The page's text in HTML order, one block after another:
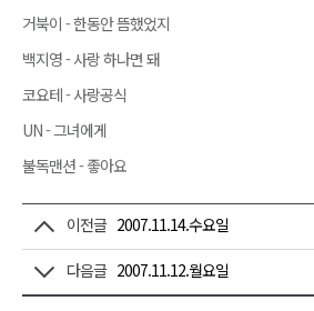
거북이 - 한동안 뜸했었지
백지영 - 사랑 하나면 돼
코요테 - 사랑공식
UN - 그녀에게
불독맨션 - 좋아요
이전글 2007.11.14.수요일
다음글 2007.11.12.월요일